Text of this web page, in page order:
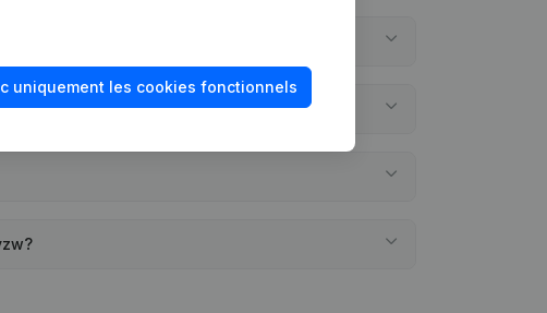
comptes annuels?
uniquement les cookies fonctionnels